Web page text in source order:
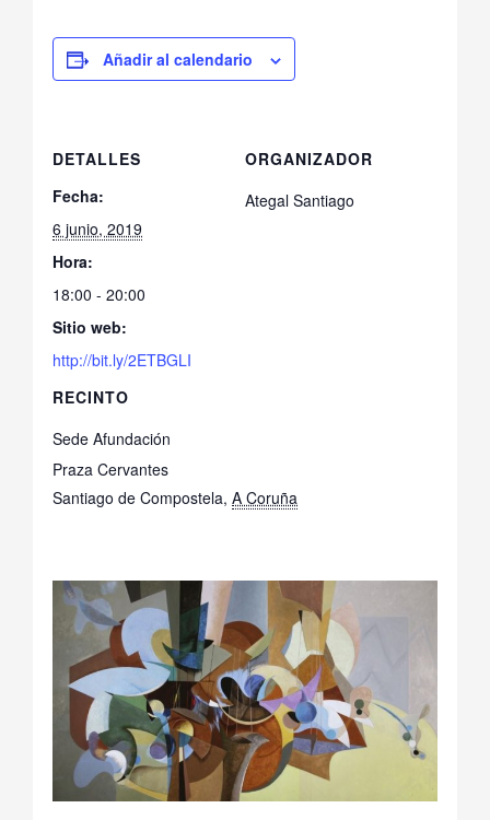
Añadir al calendario
DETALLES
Fecha:
6 junio, 2019
Hora:
18:00 - 20:00
Sitio web:
http://bit.ly/2ETBGLI
RECINTO
Sede Afundación
Praza Cervantes
Santiago de Compostela, A Coruña
ORGANIZADOR
Ategal Santiago